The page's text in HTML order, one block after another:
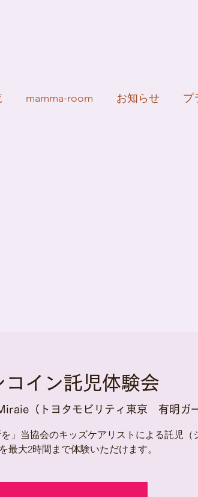
mamma-room お知らせ プ
コイン託児体験会
（トヨタモビリティ東京 有明ガー
を」当協会のキッズケアリストによる託児（
最大2時間まで体験いただけます。